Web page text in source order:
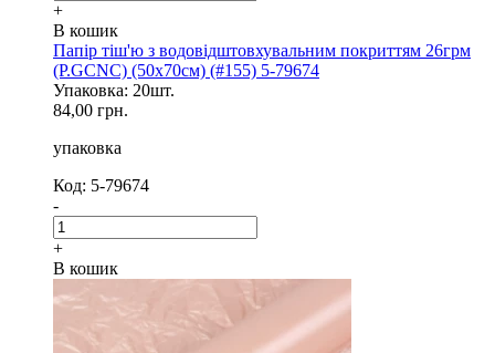
+
В кошик
Папір тіш'ю з водовідштовхувальним покриттям 26грм
(P.GCNC) (50x70см) (#155) 5-79674
Упаковка: 20шт.
84,00 грн.
упаковка
Код: 5-79674
-
+
В кошик